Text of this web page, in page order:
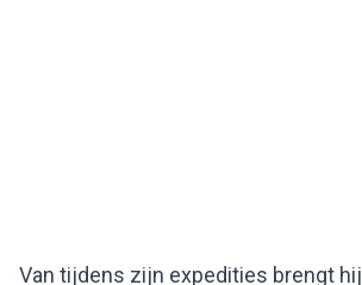
Van tijdens zijn expedities brengt